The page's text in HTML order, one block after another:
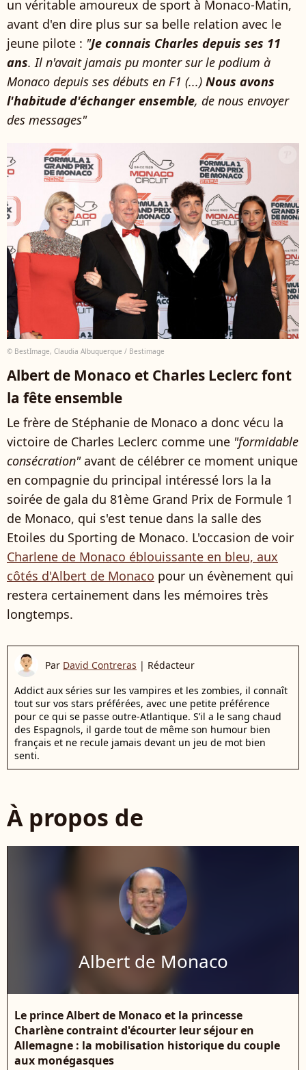
un véritable amoureux de sport à Monaco-Matin,
avant d'en dire plus sur sa belle relation avec le
jeune pilote : "Je connais Charles depuis ses 11
ans. Il n'avait jamais pu monter sur le podium à
Monaco depuis ses débuts en F1 (...) Nous avons
l'habitude d'échanger ensemble, de nous envoyer
des messages"
© BestImage, Claudia Albuquerque / Bestimage
Albert de Monaco et Charles Leclerc font
la fête ensemble
Le frère de Stéphanie de Monaco a donc vécu la
victoire de Charles Leclerc comme une "formidable
consécration"avant de célébrer ce moment unique
en compagnie du principal intéressé lors la la
soirée de gala du 81ème Grand Prix de Formule 1
de Monaco, qui s'est tenue dans la salle des
Etoiles du Sporting de Monaco. L'occasion de voir
Charlene de Monaco éblouissante en bleu, aux
côtés d'Albert de Monaco pour un évènement qui
restera certainement dans les mémoires très
longtemps.
Par David Contreras | Rédacteur
Addict aux séries sur les vampires et les zombies, il connaît
tout sur vos stars préférées, avec une petite préférence
pour ce qui se passe outre-Atlantique. S’il a le sang chaud
des Espagnols, il garde tout de même son humour bien
français et ne recule jamais devant un jeu de mot bien
senti.
À propos de
Albert de Monaco
Le prince Albert de Monaco et la princesse
Charlène contraint d'écourter leur séjour en
Allemagne : la mobilisation historique du couple
aux monégasques